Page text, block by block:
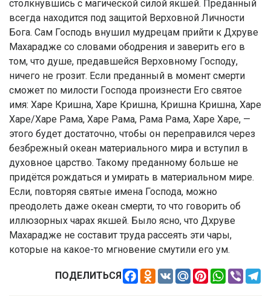
столкнувшись с магической силой якшей. Преданный
всегда находится под защитой Верховной Личности
Бога. Сам Господь внушил мудрецам прийти к Дхруве
Махарадже со словами ободрения и заверить его в
том, что душе, предавшейся Верховному Господу,
ничего не грозит. Если преданный в момент смерти
сможет по милости Господа произнести Его святое
имя: Харе Кришна, Харе Кришна, Кришна Кришна, Харе
Харе/Харе Рама, Харе Рама, Рама Рама, Харе Харе, —
этого будет достаточно, чтобы он переправился через
безбрежный океан материального мира и вступил в
духовное царство. Такому преданному больше не
придётся рождаться и умирать в материальном мире.
Если, повторяя святые имена Господа, можно
преодолеть даже океан смерти, то что говорить об
иллюзорных чарах якшей. Было ясно, что Дхруве
Махарадже не составит труда рассеять эти чары,
которые на какое-то мгновение смутили его ум.
ПОДЕЛИТЬСЯ Facebook
Odnoklassniki
VK Mail.RuPinterest
WhatsApp
Viber